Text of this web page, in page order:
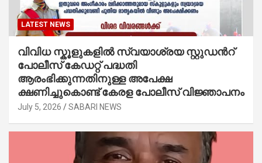
LATEST NEWS
വിവിധ സ്കൂളുകളില്‍ സ്വയാശ്രയ സ്റ്റുഡന്‍റ്
പോലീസ് കേഡറ്റ് പദ്ധതി
ആരംഭിക്കുന്നതിനുള്ള അപേക്ഷ
ക്ഷണിച്ചുകൊണ്ട് കേരള പോലീസ് വിജ്ഞാപനം
July 5, 2026 SABARI NEWS